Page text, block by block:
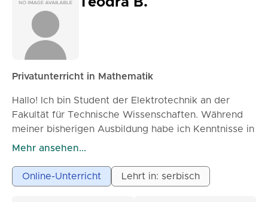
Privatunterricht in Mathematik
Hallo! Ich bin Student der Elektrotechnik an der
Fakultät für Technische Wissenschaften. Während
meiner bisherigen Ausbildung habe ich Kenntnisse in
verschiedenen Bereichen der Mathematik erworben
Kindern in der Grundschule und im Gymnasium. In
meinen Unterrichtsstunden arbeiten wir langsam und
Mehr ansehen...
Online-Unterricht Lehrt in: serbisch